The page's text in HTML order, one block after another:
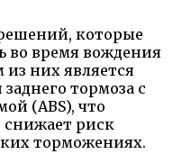
которые
во время вождения
из них является
тормоза с
(ABS), что
снижает риск
торможениях.